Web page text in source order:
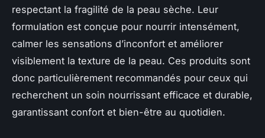
respectant la fragilité de la peau sèche. Leur
formulation est conçue pour nourrir intensément,
calmer les sensations d’inconfort et améliorer
visiblement la texture de la peau. Ces produits sont
donc particulièrement recommandés pour ceux qui
recherchent un soin nourrissant efficace et durable,
garantissant confort et bien-être au quotidien.